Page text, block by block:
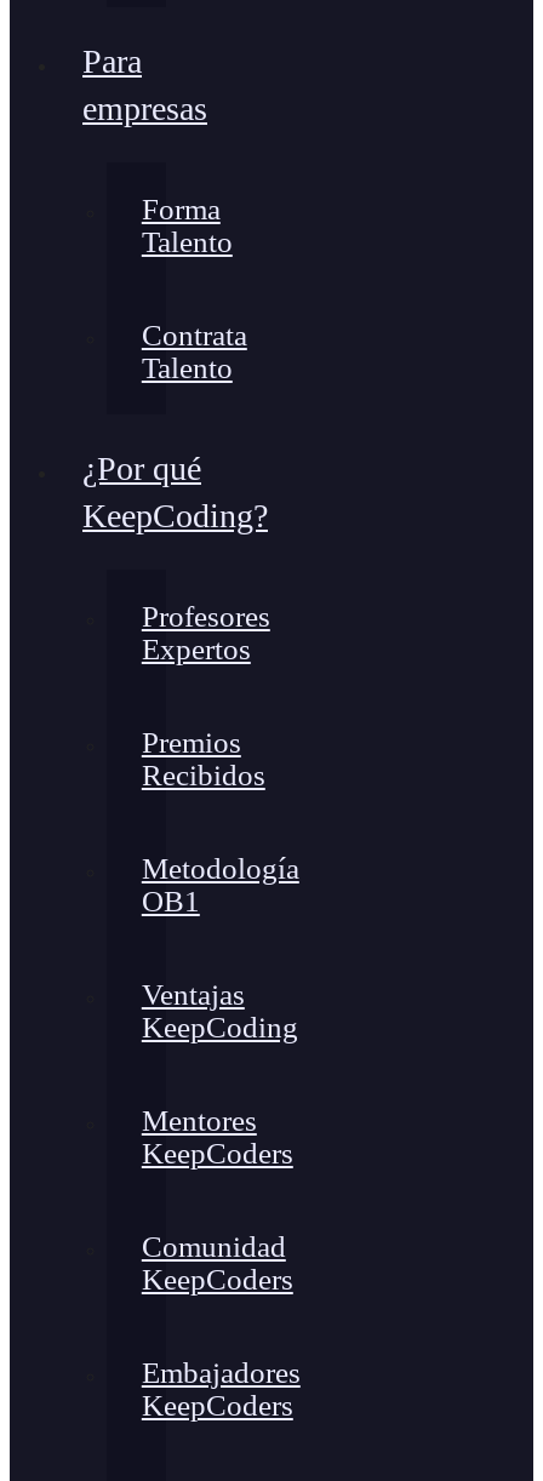
Para
empresas
Forma
Talento
Contrata
Talento
¿Por qué
KeepCoding?
Profesores
Expertos
Premios
Recibidos
Metodología
OB1
Ventajas
KeepCoding
Mentores
KeepCoders
Comunidad
KeepCoders
Embajadores
KeepCoders